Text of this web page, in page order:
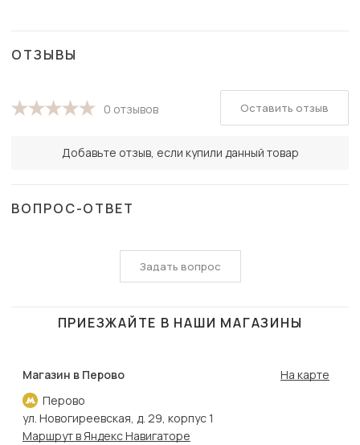
ОТЗЫВЫ
0 отзывов
Добавьте отзыв, если купили данный товар
Оставить отзыв
ВОПРОС-ОТВЕТ
Задать вопрос
ПРИЕЗЖАЙТЕ В НАШИ МАГАЗИНЫ
Магазин в Перово
Перово
На карте
ул. Новогиреевская, д. 29, корпус 1
Маршрут в Яндекс Навигаторе